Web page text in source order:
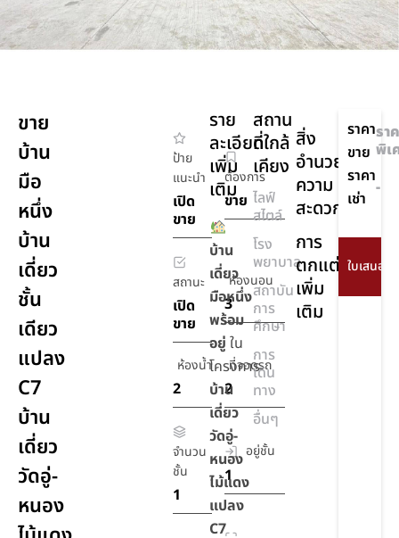
ขาย
บ้าน
มือ
หนึ่ง
บ้าน
เดี่ยว
ชั้น
เดียว
แปลง
C7
บ้าน
เดี่ยว
วัดอู่-
หนอง
ป้าย
แนะนำ
เปิด
ขาย
ต้องการ
ขาย
สถานะ
เปิด
ขาย
ห้องนอน
3
ห้องน้ำ
2
ที่จอดรถ
2
จำนวน
ชั้น
1
อยู่ชั้น
1
ราย
ละเอียด
เพิ่ม
เติม
บ้าน
เดี่ยว
มือหนึ่ง
พร้อม
อยู่ ใน
โครงการ
บ้าน
เดี่ยว
วัดอู่-
หนอง
ไม้แดง
แปลง
C7
สถาน
ที่ใกล้
เคียง
ไลฟ์
สไตล์
โรง
พยาบาล
สถาบัน
การ
ศึกษา
การ
เดิน
ทาง
อื่นๆ
สิ่ง
อำนวย
ความ
สะดวก
การ
ตกแต่ง
เพิ่ม
เติม
ราคา
ขาย
รา
พิเ
ราคา
เช่า
-